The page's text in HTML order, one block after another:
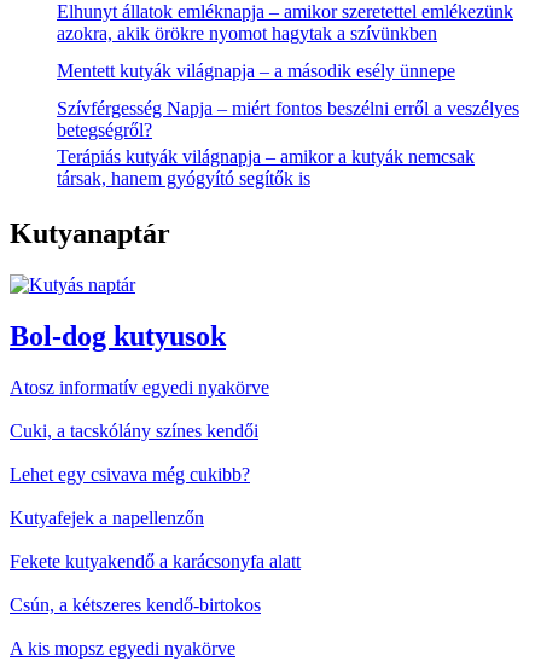
Elhunyt állatok emléknapja – amikor szeretettel emlékezünk
azokra, akik örökre nyomot hagytak a szívünkben
Mentett kutyák világnapja – a második esély ünnepe
Szívférgesség Napja – miért fontos beszélni erről a veszélyes
betegségről?
Terápiás kutyák világnapja – amikor a kutyák nemcsak
társak, hanem gyógyító segítők is
Kutyanaptár
Bol-dog kutyusok
Atosz informatív egyedi nyakörve
Cuki, a tacskólány színes kendői
Lehet egy csivava még cukibb?
Kutyafejek a napellenzőn
Fekete kutyakendő a karácsonyfa alatt
Csún, a kétszeres kendő-birtokos
A kis mopsz egyedi nyakörve